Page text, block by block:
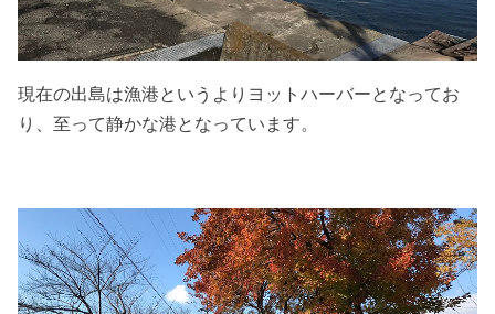
現在の出島は漁港というよりヨットハーバーとなってお
り、至って静かな港となっています。